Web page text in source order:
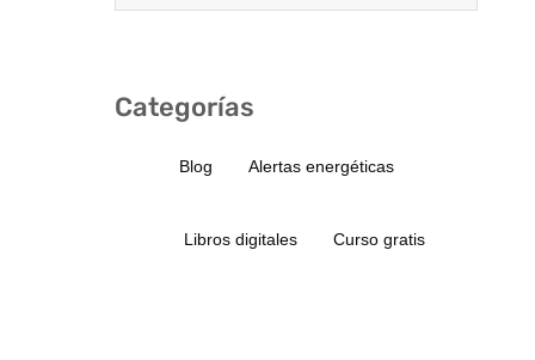
Categorías
Blog Alertas energéticas
Libros digitales Curso gratis